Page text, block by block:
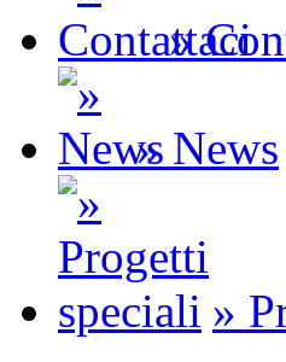
»
» News
»